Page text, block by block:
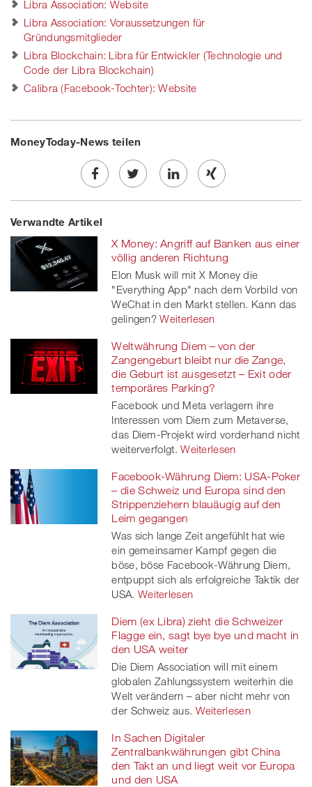
Libra Association: Website
Libra Association: Voraussetzungen für
Gründungsmitglieder
Libra Blockchain: Libra für Entwickler (Technologie und
Code der Libra Blockchain)
Calibra (Facebook-Tochter): Website
MoneyToday-News teilen
Share
on
Facebook
Twe
on
twitt
er
Share
linkedin
Share
Xing
Verwandte Artikel
X Money: Angriff auf Banken aus einer
völlig anderen Richtung
Elon Musk will mit X Money die
"Everything App" nach dem Vorbild von
WeChat in den Markt stellen. Kann das
gelingen? Weiterlesen
Weltwährung Diem – von der
Zangengeburt bleibt nur die Zange,
die Geburt ist ausgesetzt – Exit oder
temporäres Parking?
Facebook und Meta verlagern ihre
Interessen vom Diem zum Metaverse,
das Diem-Projekt wird vorderhand nicht
weiterverfolgt. Weiterlesen
Facebook-Währung Diem: USA-Poker
– die Schweiz und Europa sind den
Strippenziehern blauäugig auf den
Leim gegangen
Was sich lange Zeit angefühlt hat wie
ein gemeinsamer Kampf gegen die
böse, böse Facebook-Währung Diem,
entpuppt sich als erfolgreiche Taktik der
USA. Weiterlesen
Diem (ex Libra) zieht die Schweizer
Flagge ein, sagt bye bye und macht in
den USA weiter
Die Diem Association will mit einem
globalen Zahlungssystem weiterhin die
Welt verändern – aber nicht mehr von
der Schweiz aus. Weiterlesen
In Sachen Digitaler
Zentralbankwährungen gibt China
den Takt an und liegt weit vor Europa
und den USA